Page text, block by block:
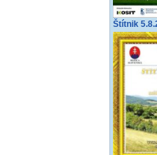
Štítnik